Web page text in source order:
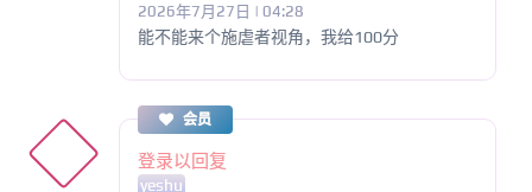
2026年7月27日 | 04:28
能不能来个施虐者视角，我给100分
会员
登录以回复
yeshu